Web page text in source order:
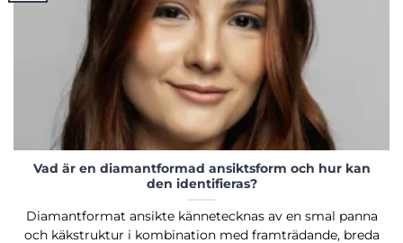
Vad är en diamantformad ansiktsform och hur kan
den identifieras?
Diamantformat ansikte kännetecknas av en smal panna
och käkstruktur i kombination med framträdande, breda